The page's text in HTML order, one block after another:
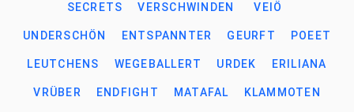
SECRETS VERSCHWINDEN VEIÖ
UNDERSCHÖN ENTSPANNTER GEURFT POEET
LEUTCHENS WEGEBALLERT URDEK ERILIANA
VRÜBER ENDFIGHT MATAFAL KLAMMOTEN